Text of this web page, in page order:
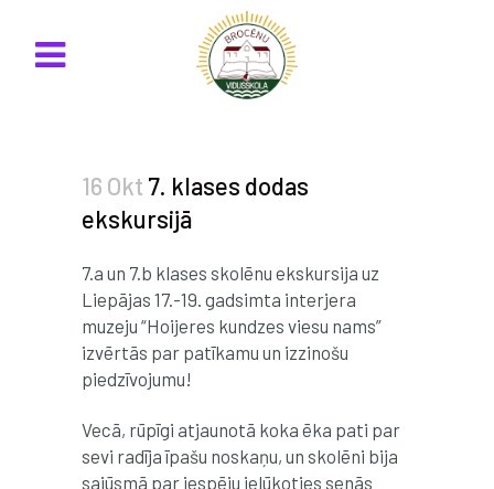
16 Okt 7. klases dodas
ekskursijā
7.a un 7.b klases skolēnu ekskursija uz
Liepājas 17.-19. gadsimta interjera
muzeju “Hoijeres kundzes viesu nams”
izvērtās par patīkamu un izzinošu
piedzīvojumu!
Vecā, rūpīgi atjaunotā koka ēka pati par
sevi radīja īpašu noskaņu, un skolēni bija
sajūsmā par iespēju ielūkoties senās